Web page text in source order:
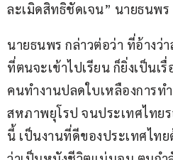
ละเมิดสิทธิชัดเจน” นายธนพร
นายธนพร กล่าวต่อว่า ที่อ้างว่
ที่ตนจะเข้าไปเรียน ก็ยิ่งเป็นเ
คนทำงานปลดใบเหลืองการท
สหภาพยุโรป จนประเทศไทย
นี้ เป็นงานที่ดีของประเทศไท